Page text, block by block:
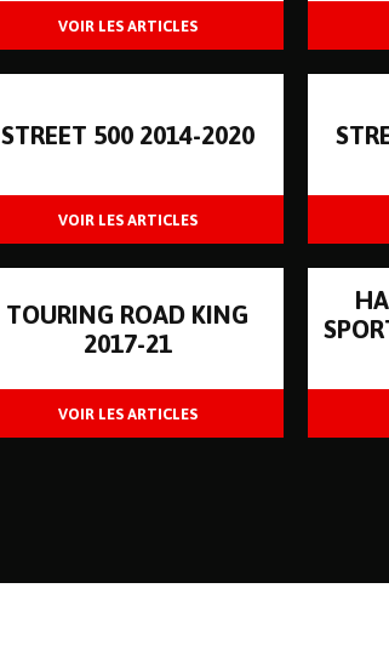
STREET 500 2014-2020
TOURING ROAD KING
2017-21